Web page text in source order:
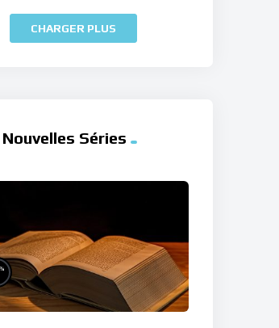
CHARGER PLUS
Nouvelles Séries